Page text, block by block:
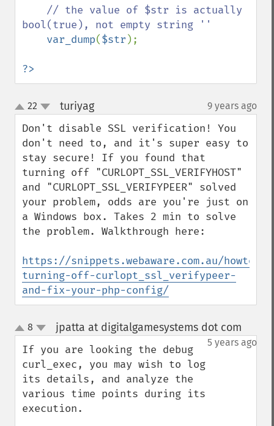
// the value of $str is actually
bool(true), not empty string ''
var_dump($str );
?>
up
down
22 turiyag¶ 9 years ago
Don't disable SSL verification! You
don't need to, and it's super easy to
stay secure! If you found that
turning off "CURLOPT_SSL_VERIFYHOST"
and "CURLOPT_SSL_VERIFYPEER" solved
your problem, odds are you're just on
a Windows box. Takes 2 min to solve
the problem. Walkthrough here:
https://snippets.webaware.com.au/howto/
turning-off-curlopt_ssl_verifypeer-
and-fix-your-php-config/
up
down
8 jpatta at digitalgamesystems dot com
5 years ago
If you are looking the debug
curl_exec, you may wish to log
its details, and analyze the
various time points during its
execution.